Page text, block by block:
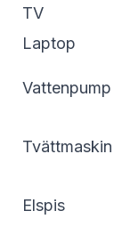
TV
Laptop
Vattenpump
Tvättmaskin
Elspis